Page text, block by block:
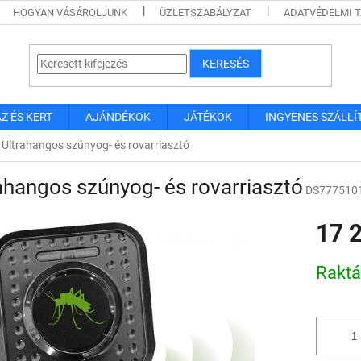
HOGYAN VÁSÁROLJUNK ÜZLETSZABÁLYZAT ADATVÉDELMI
KERESÉS
ÉS KERT AJÁNDÉKOK JÁTÉKOK INGYENES
Ultrahangos szúnyog- és rovarriasztó
szúnyog- és rovarriasztó
17